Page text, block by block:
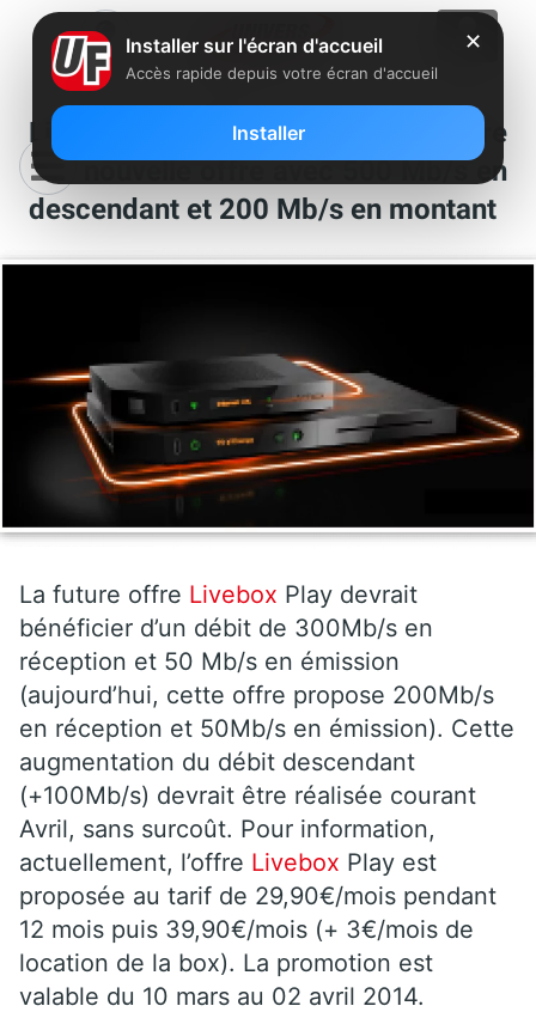
Livebox Jet Fibre : Orange prépare
une nouvelle offre avec 500 Mb/s en
descendant et 200 Mb/s en montant
La future offre Livebox Play devrait
bénéficier d’un débit de 300Mb/s en
réception et 50 Mb/s en émission
(aujourd’hui, cette offre propose 200Mb/s
en réception et 50Mb/s en émission). Cette
augmentation du débit descendant
(+100Mb/s) devrait être réalisée courant
Avril, sans surcoût. Pour information,
actuellement, l’offre Livebox Play est
proposée au tarif de 29,90€/mois pendant
12 mois puis 39,90€/mois (+ 3€/mois de
location de la box). La promotion est
valable du 10 mars au 02 avril 2014.
✕
Installer sur l'écran d'accueil
Accès rapide depuis votre écran d'accueil
Installer